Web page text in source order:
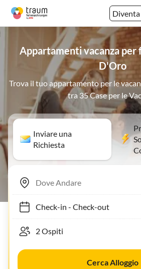
Appartamenti vacanza per
D'Oro
Trova il tuo appartamento per le
tra 35 Case per le
Inviare una
Richiesta
Check-in- Check-out
Cerca Alloggio